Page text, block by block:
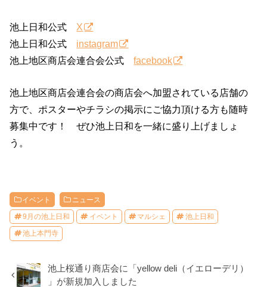
池上日和公式 X
池上日和公式 instagram
池上地区商店会連合会公式facebook
池上地区商店会連合会の商店会へ加盟されている店舗の
方で、ポスターやチラシの掲示にご協力頂ける方も随時
募集中です！ ぜひ池上日和を一緒に盛り上げましょ
う。
イベント ニュース
9月の池上日和 イベント マルシェ 池上日和
池上本門寺
池上桜通り商店会に「yellow deli（イエローデリ）
」が新規加入しました